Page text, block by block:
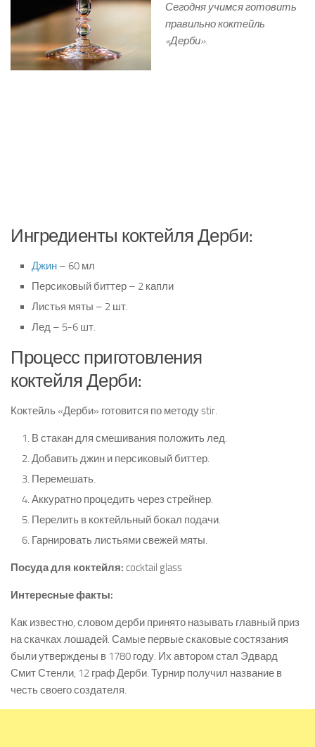
Сегодня учимся готовить
правильно коктейль
«Дерби».
Ингредиенты коктейля Дерби:
Джин – 60 мл
Персиковый биттер – 2 капли
Листья мяты – 2 шт.
Лед – 5-6 шт.
Процесс приготовления
коктейля Дерби:
Коктейль «Дерби» готовится по методу stir.
В стакан для смешивания положить лед.
Добавить джин и персиковый биттер.
Перемешать.
Аккуратно процедить через стрейнер.
Перелить в коктейльный бокал подачи.
Гарнировать листьями свежей мяты.
Посуда для коктейля: cocktail glass
Интересные факты:
Как известно, словом дерби принято называть главный приз
на скачках лошадей. Самые первые скаковые состязания
были утверждены в 1780 году. Их автором стал Эдвард
Смит Стенли, 12 граф Дерби. Турнир получил название в
честь своего создателя.